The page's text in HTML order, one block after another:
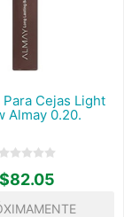
Para Cejas Light
Almay 0.20.
$82.05